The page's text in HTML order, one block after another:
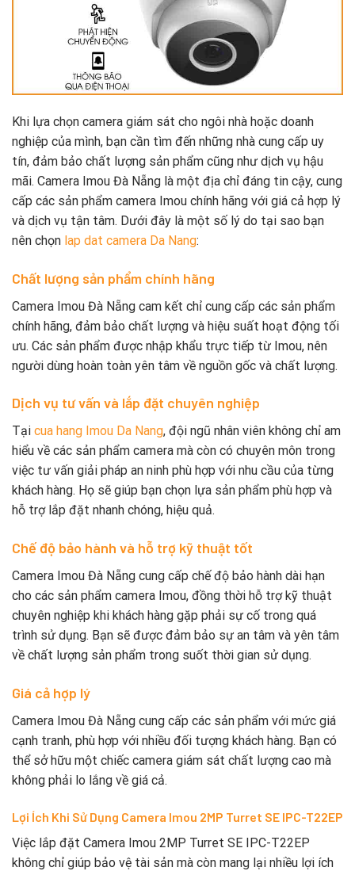
Khi lựa chọn camera giám sát cho ngôi nhà hoặc doanh
nghiệp của mình, bạn cần tìm đến những nhà cung cấp uy
tín, đảm bảo chất lượng sản phẩm cũng như dịch vụ hậu
mãi. Camera Imou Đà Nẵng là một địa chỉ đáng tin cậy, cung
cấp các sản phẩm camera Imou chính hãng với giá cả hợp lý
và dịch vụ tận tâm. Dưới đây là một số lý do tại sao bạn
nên chọn lap dat camera Da Nang:
Chất lượng sản phẩm chính hãng
Camera Imou Đà Nẵng cam kết chỉ cung cấp các sản phẩm
chính hãng, đảm bảo chất lượng và hiệu suất hoạt động tối
ưu. Các sản phẩm được nhập khẩu trực tiếp từ Imou, nên
người dùng hoàn toàn yên tâm về nguồn gốc và chất lượng.
Dịch vụ tư vấn và lắp đặt chuyên nghiệp
Tại cua hang Imou Da Nang, đội ngũ nhân viên không chỉ am
hiểu về các sản phẩm camera mà còn có chuyên môn trong
việc tư vấn giải pháp an ninh phù hợp với nhu cầu của từng
khách hàng. Họ sẽ giúp bạn chọn lựa sản phẩm phù hợp và
hỗ trợ lắp đặt nhanh chóng, hiệu quả.
Chế độ bảo hành và hỗ trợ kỹ thuật tốt
Camera Imou Đà Nẵng cung cấp chế độ bảo hành dài hạn
cho các sản phẩm camera Imou, đồng thời hỗ trợ kỹ thuật
chuyên nghiệp khi khách hàng gặp phải sự cố trong quá
trình sử dụng. Bạn sẽ được đảm bảo sự an tâm và yên tâm
về chất lượng sản phẩm trong suốt thời gian sử dụng.
Giá cả hợp lý
Camera Imou Đà Nẵng cung cấp các sản phẩm với mức giá
cạnh tranh, phù hợp với nhiều đối tượng khách hàng. Bạn có
thể sở hữu một chiếc camera giám sát chất lượng cao mà
không phải lo lắng về giá cả.
Lợi Ích Khi Sử Dụng Camera Imou 2MP Turret SE IPC-T22EP
Việc lắp đặt Camera Imou 2MP Turret SE IPC-T22EP
không chỉ giúp bảo vệ tài sản mà còn mang lại nhiều lợi ích